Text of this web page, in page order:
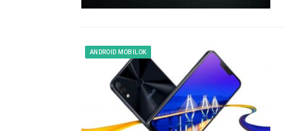
ANDROID MOBILOK